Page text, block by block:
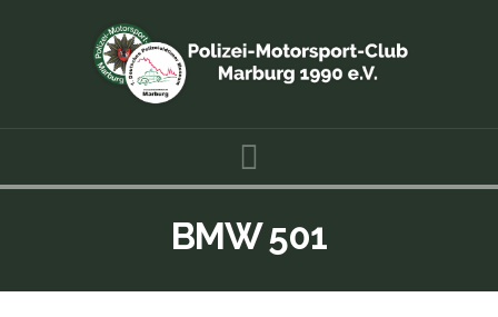
BMW 501